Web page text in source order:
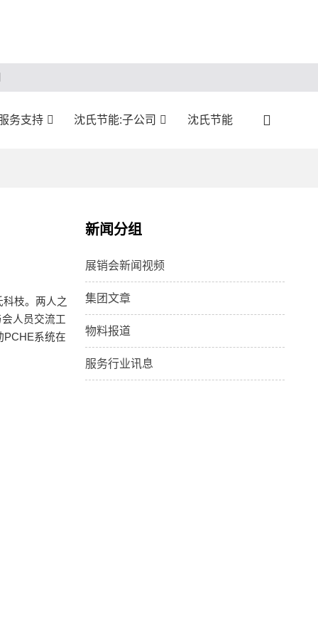
务支持 沈氏节能:子公司 沈氏节能
枝。两人之
人员交流工
PCHE系统在
新闻分组
展销会新闻视频
集团文章
物料报道
服务行业讯息